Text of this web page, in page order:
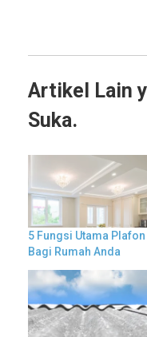
Artikel Lain
Suka.
5 Fungsi Utama Plafon
Bagi Rumah Anda